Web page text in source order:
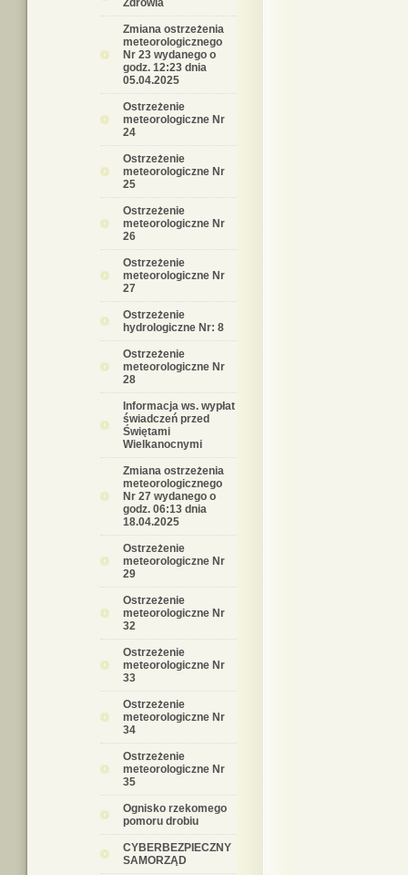
Zdrowia
Zmiana ostrzeżenia
meteorologicznego
Nr 23 wydanego o
godz. 12:23 dnia
05.04.2025
Ostrzeżenie
meteorologiczne Nr
24
Ostrzeżenie
meteorologiczne Nr
25
Ostrzeżenie
meteorologiczne Nr
26
Ostrzeżenie
meteorologiczne Nr
27
Ostrzeżenie
hydrologiczne Nr: 8
Ostrzeżenie
meteorologiczne Nr
28
Informacja ws. wypłat
świadczeń przed
Świętami
Wielkanocnymi
Zmiana ostrzeżenia
meteorologicznego
Nr 27 wydanego o
godz. 06:13 dnia
18.04.2025
Ostrzeżenie
meteorologiczne Nr
29
Ostrzeżenie
meteorologiczne Nr
32
Ostrzeżenie
meteorologiczne Nr
33
Ostrzeżenie
meteorologiczne Nr
34
Ostrzeżenie
meteorologiczne Nr
35
Ognisko rzekomego
pomoru drobiu
CYBERBEZPIECZNY
SAMORZĄD